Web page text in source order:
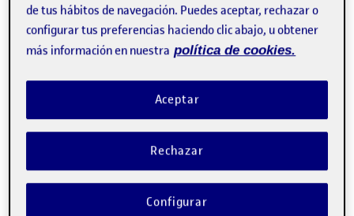
PEC 3.Hoja de ruta. Escultura, procesos e
de tus hábitos de navegación. Puedes aceptar, rechazar o
configurar tus preferencias haciendo clic abajo, u obtener
más información en nuestra política de cookies.
Rechazar
Aceptar
Configurar